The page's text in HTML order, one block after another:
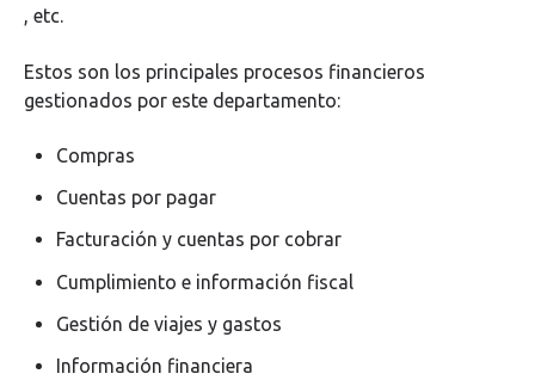
, etc.
Estos son los principales procesos financieros
gestionados por este departamento:
Compras
Cuentas por pagar
Facturación y cuentas por cobrar
Cumplimiento e información fiscal
Gestión de viajes y gastos
Información financiera